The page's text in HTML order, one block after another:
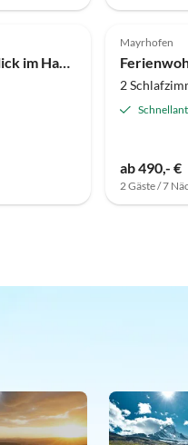
Ferienwohnung Ahornblick im Haus Tasser
5.0 (2)
Mayrhofen
2
ab 490,- €
2 Gäste / 7